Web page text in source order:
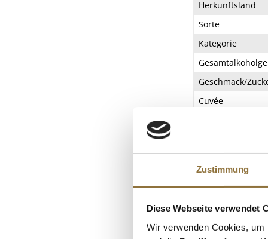
Zustimmung
Diese Webseite verwendet
Wir verwenden Cookies,
Herkunftsland
Sorte
Kategorie
Geschmack/
Cuvée
Alkoholfreier
Verantwortlicher
Nährwerte